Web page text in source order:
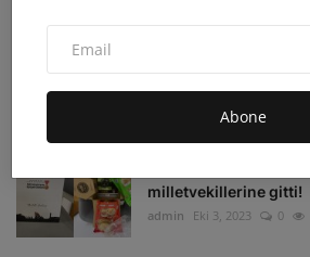
Abone
Eki 4, 2023
milletvekillerine gitti!
admin Eki 3, 2023 0